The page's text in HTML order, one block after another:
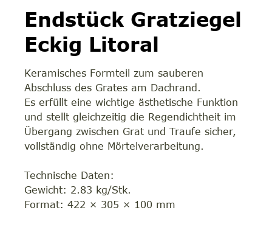
Endstück Gratziegel
Eckig Litoral
Keramisches Formteil zum sauberen
Abschluss des Grates am Dachrand.
Es erfüllt eine wichtige ästhetische Funktion
und stellt gleichzeitig die Regendichtheit im
Übergang zwischen Grat und Traufe sicher,
vollständig ohne Mörtelverarbeitung.
Technische Daten:
Gewicht: 2.83 kg/Stk.
Format: 422 × 305 × 100 mm